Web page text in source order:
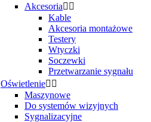
Akcesoria 
Kable
Akcesoria montażowe
Testery
Wtyczki
Soczewki
Przetwarzanie sygnału
Oświetlenie 
Maszynowe
Do systemów wizyjnych
Sygnalizacyjne